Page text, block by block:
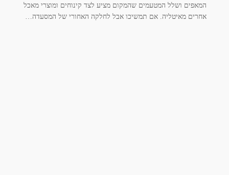
המאפים ושלל המטעמים שהמקום מציע לצד קינוחים ומוצרי מאכל
אחרים מאיטליה. אם תמשיכו אבל לחלקה האחורי של המסעדה…